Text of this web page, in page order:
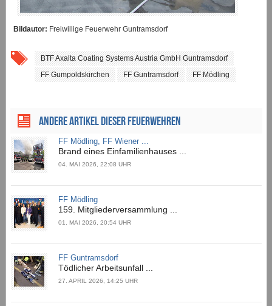
Bildautor: Freiwillige Feuerwehr Guntramsdorf
BTF Axalta Coating Systems Austria GmbH Guntramsdorf
FF Gumpoldskirchen
FF Guntramsdorf FF Mödling
ANDERE ARTIKEL DIESER FEUERWEHREN
FF Mödling, FF Wiener ...
Brand eines Einfamilienhauses ...
04. MAI 2026, 22:08 UHR
FF Mödling
159. Mitgliederversammlung ...
01. MAI 2026, 20:54 UHR
FF Guntramsdorf
Tödlicher Arbeitsunfall ...
27. APRIL 2026, 14:25 UHR